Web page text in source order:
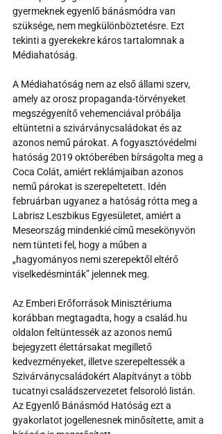
gyermeknek egyenlő bánásmódra van
szüksége, nem megkülönböztetésre. Ezt
tekinti a gyerekekre káros tartalomnak a
Médiahatóság.
A Médiahatóság nem az első állami szerv,
amely az orosz propaganda-törvényeket
megszégyenítő vehemenciával próbálja
eltüntetni a szivárványcsaládokat és az
azonos nemű párokat. A fogyasztóvédelmi
hatóság 2019 októberében bírságolta meg a
Coca Colát, amiért reklámjaiban azonos
nemű párokat is szerepeltetett. Idén
februárban ugyanez a hatóság rótta meg a
Labrisz Leszbikus Egyesületet, amiért a
Meseország mindenkié című mesekönyvön
nem tünteti fel, hogy a műben a
„hagyományos nemi szerepektől eltérő
viselkedésminták” jelennek meg.
Az Emberi Erőforrások Minisztériuma
korábban megtagadta, hogy a család.hu
oldalon feltüntessék az azonos nemű
bejegyzett élettársakat megillető
kedvezményeket, illetve szerepeltessék a
Szivárványcsaládokért Alapítványt a több
tucatnyi családszervezetet felsoroló listán.
Az Egyenlő Bánásmód Hatóság ezt a
gyakorlatot jogellenesnek minősítette, amit a